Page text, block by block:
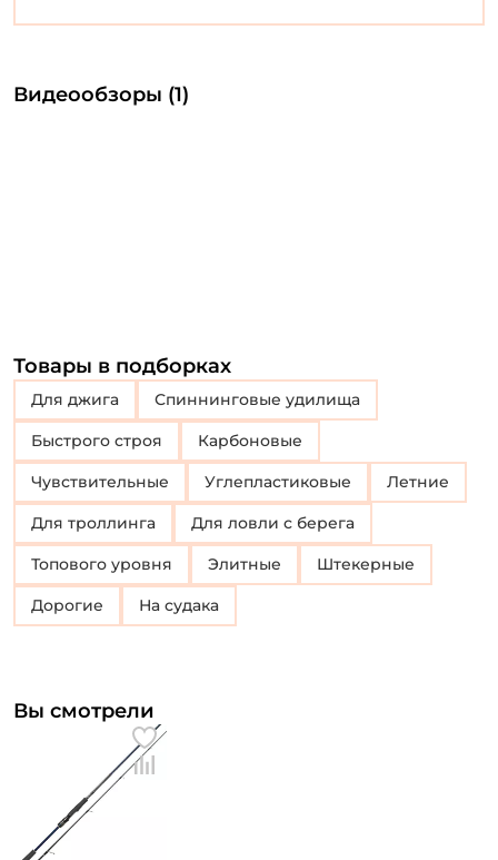
Видеообзоры (1)
Товары в подборках
Для джига Спиннинговые удилища
Быстрого строя Карбоновые
Чувствительные Углепластиковые Летние
Для троллинга Для ловли с берега
Топового уровня Элитные Штекерные
Дорогие На судака
Вы смотрели